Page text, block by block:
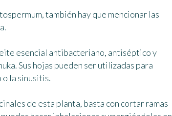
también hay que mencionar las
esencial antibacteriano, antiséptico y
Sus hojas pueden ser utilizadas para
o la sinusitis.
de esta planta, basta con cortar ramas